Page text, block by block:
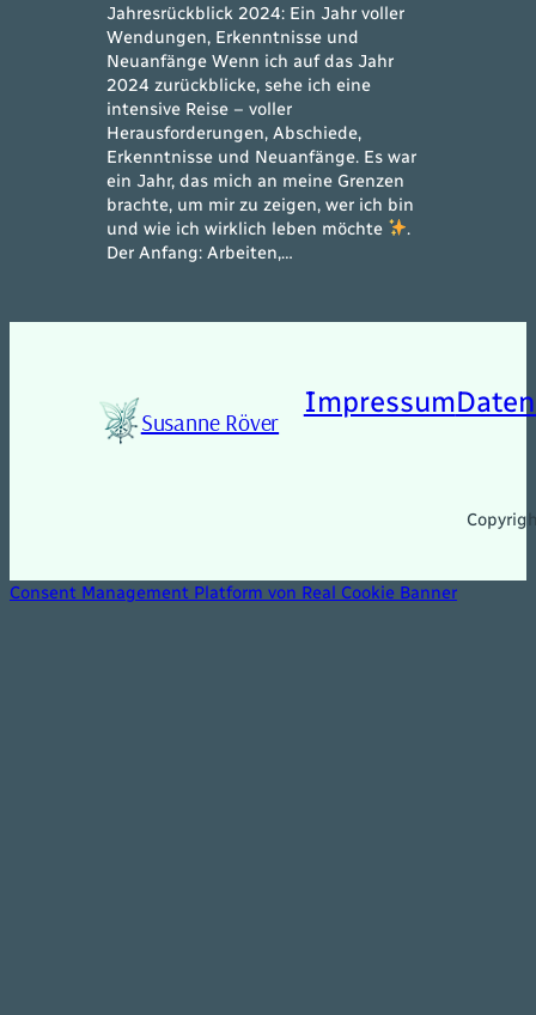
Jahresrückblick 2024: Ein Jahr voller
Wendungen, Erkenntnisse und
Neuanfänge Wenn ich auf das Jahr
2024 zurückblicke, sehe ich eine
intensive Reise – voller
Herausforderungen, Abschiede,
Erkenntnisse und Neuanfänge. Es war
ein Jahr, das mich an meine Grenzen
brachte, um mir zu zeigen, wer ich bin
und wie ich wirklich leben möchte
.
Der Anfang: Arbeiten,…
Susanne Röver
Impressum
Consent Management Platform von Real Cookie Banner